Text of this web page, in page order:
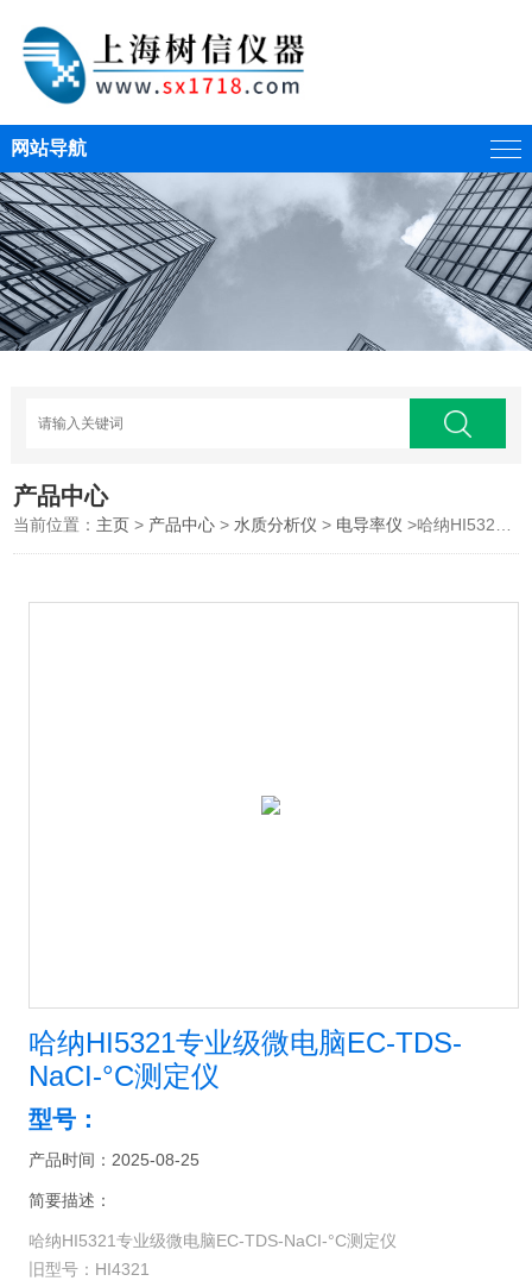
网站导航
产品中心
当前位置： 主页 > 产品中心 >水质分析仪 > 电导率仪 >哈纳HI5321专业级微电脑EC-TDS-NaCI-°C测定仪
哈纳HI5321专业级微电脑EC-TDS-
NaCI-°C测定仪
型号：
产品时间：2025-08-25
简要描述：
哈纳HI5321专业级微电脑EC-TDS-NaCI-°C测定仪
旧型号：HI4321